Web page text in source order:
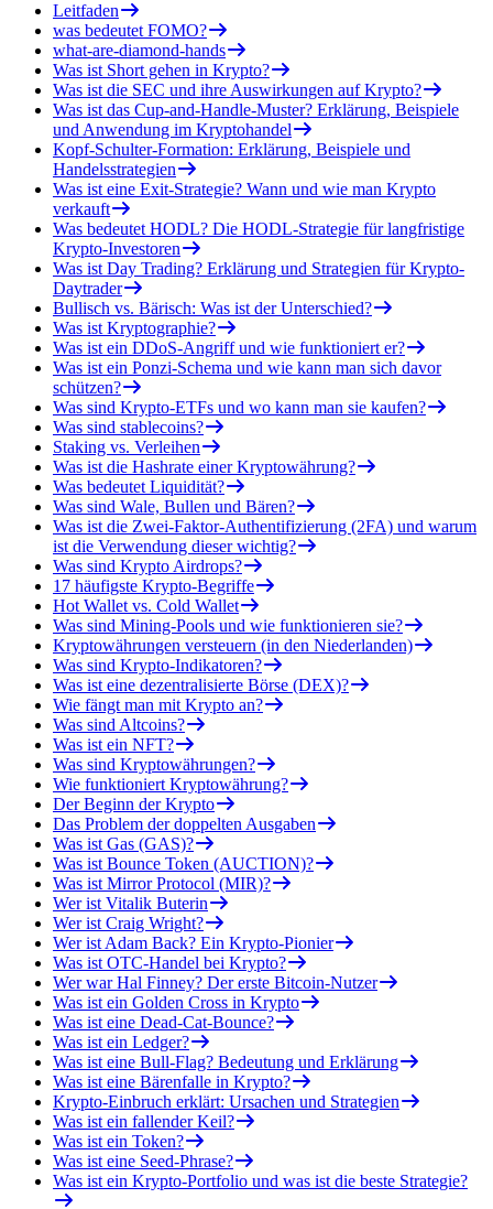
Leitfaden
was bedeutet FOMO?
what-are-diamond-hands
Was ist Short gehen in Krypto?
Was ist die SEC und ihre Auswirkungen auf Krypto?
Was ist das Cup-and-Handle-Muster? Erklärung, Beispiele
und Anwendung im Kryptohandel
Kopf-Schulter-Formation: Erklärung, Beispiele und
Handelsstrategien
Was ist eine Exit-Strategie? Wann und wie man Krypto
verkauft
Was bedeutet HODL? Die HODL-Strategie für langfristige
Krypto-Investoren
Was ist Day Trading? Erklärung und Strategien für Krypto-
Daytrader
Bullisch vs. Bärisch: Was ist der Unterschied?
Was ist Kryptographie?
Was ist ein DDoS-Angriff und wie funktioniert er?
Was ist ein Ponzi-Schema und wie kann man sich davor
schützen?
Was sind Krypto-ETFs und wo kann man sie kaufen?
Was sind stablecoins?
Staking vs. Verleihen
Was ist die Hashrate einer Kryptowährung?
Was bedeutet Liquidität?
Was sind Wale, Bullen und Bären?
Was ist die Zwei-Faktor-Authentifizierung (2FA) und warum
ist die Verwendung dieser wichtig?
Was sind Krypto Airdrops?
17 häufigste Krypto-Begriffe
Hot Wallet vs. Cold Wallet
Was sind Mining-Pools und wie funktionieren sie?
Kryptowährungen versteuern (in den Niederlanden)
Was sind Krypto-Indikatoren?
Was ist eine dezentralisierte Börse (DEX)?
Wie fängt man mit Krypto an?
Was sind Altcoins?
Was ist ein NFT?
Was sind Kryptowährungen?
Wie funktioniert Kryptowährung?
Der Beginn der Krypto
Das Problem der doppelten Ausgaben
Was ist Gas (GAS)?
Was ist Bounce Token (AUCTION)?
Was ist Mirror Protocol (MIR)?
Wer ist Vitalik Buterin
Wer ist Craig Wright?
Wer ist Adam Back? Ein Krypto-Pionier
Was ist OTC-Handel bei Krypto?
Wer war Hal Finney? Der erste Bitcoin-Nutzer
Was ist ein Golden Cross in Krypto
Was ist eine Dead-Cat-Bounce?
Was ist ein Ledger?
Was ist eine Bull-Flag? Bedeutung und Erklärung
Was ist eine Bärenfalle in Krypto?
Krypto-Einbruch erklärt: Ursachen und Strategien
Was ist ein fallender Keil?
Was ist ein Token?
Was ist eine Seed-Phrase?
Was ist ein Krypto-Portfolio und was ist die beste Strategie?